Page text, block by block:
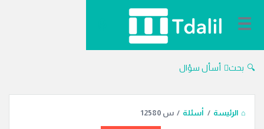
الترجمة
بحث أسأل سؤال
الرئيسة / أسئلة / س 12580